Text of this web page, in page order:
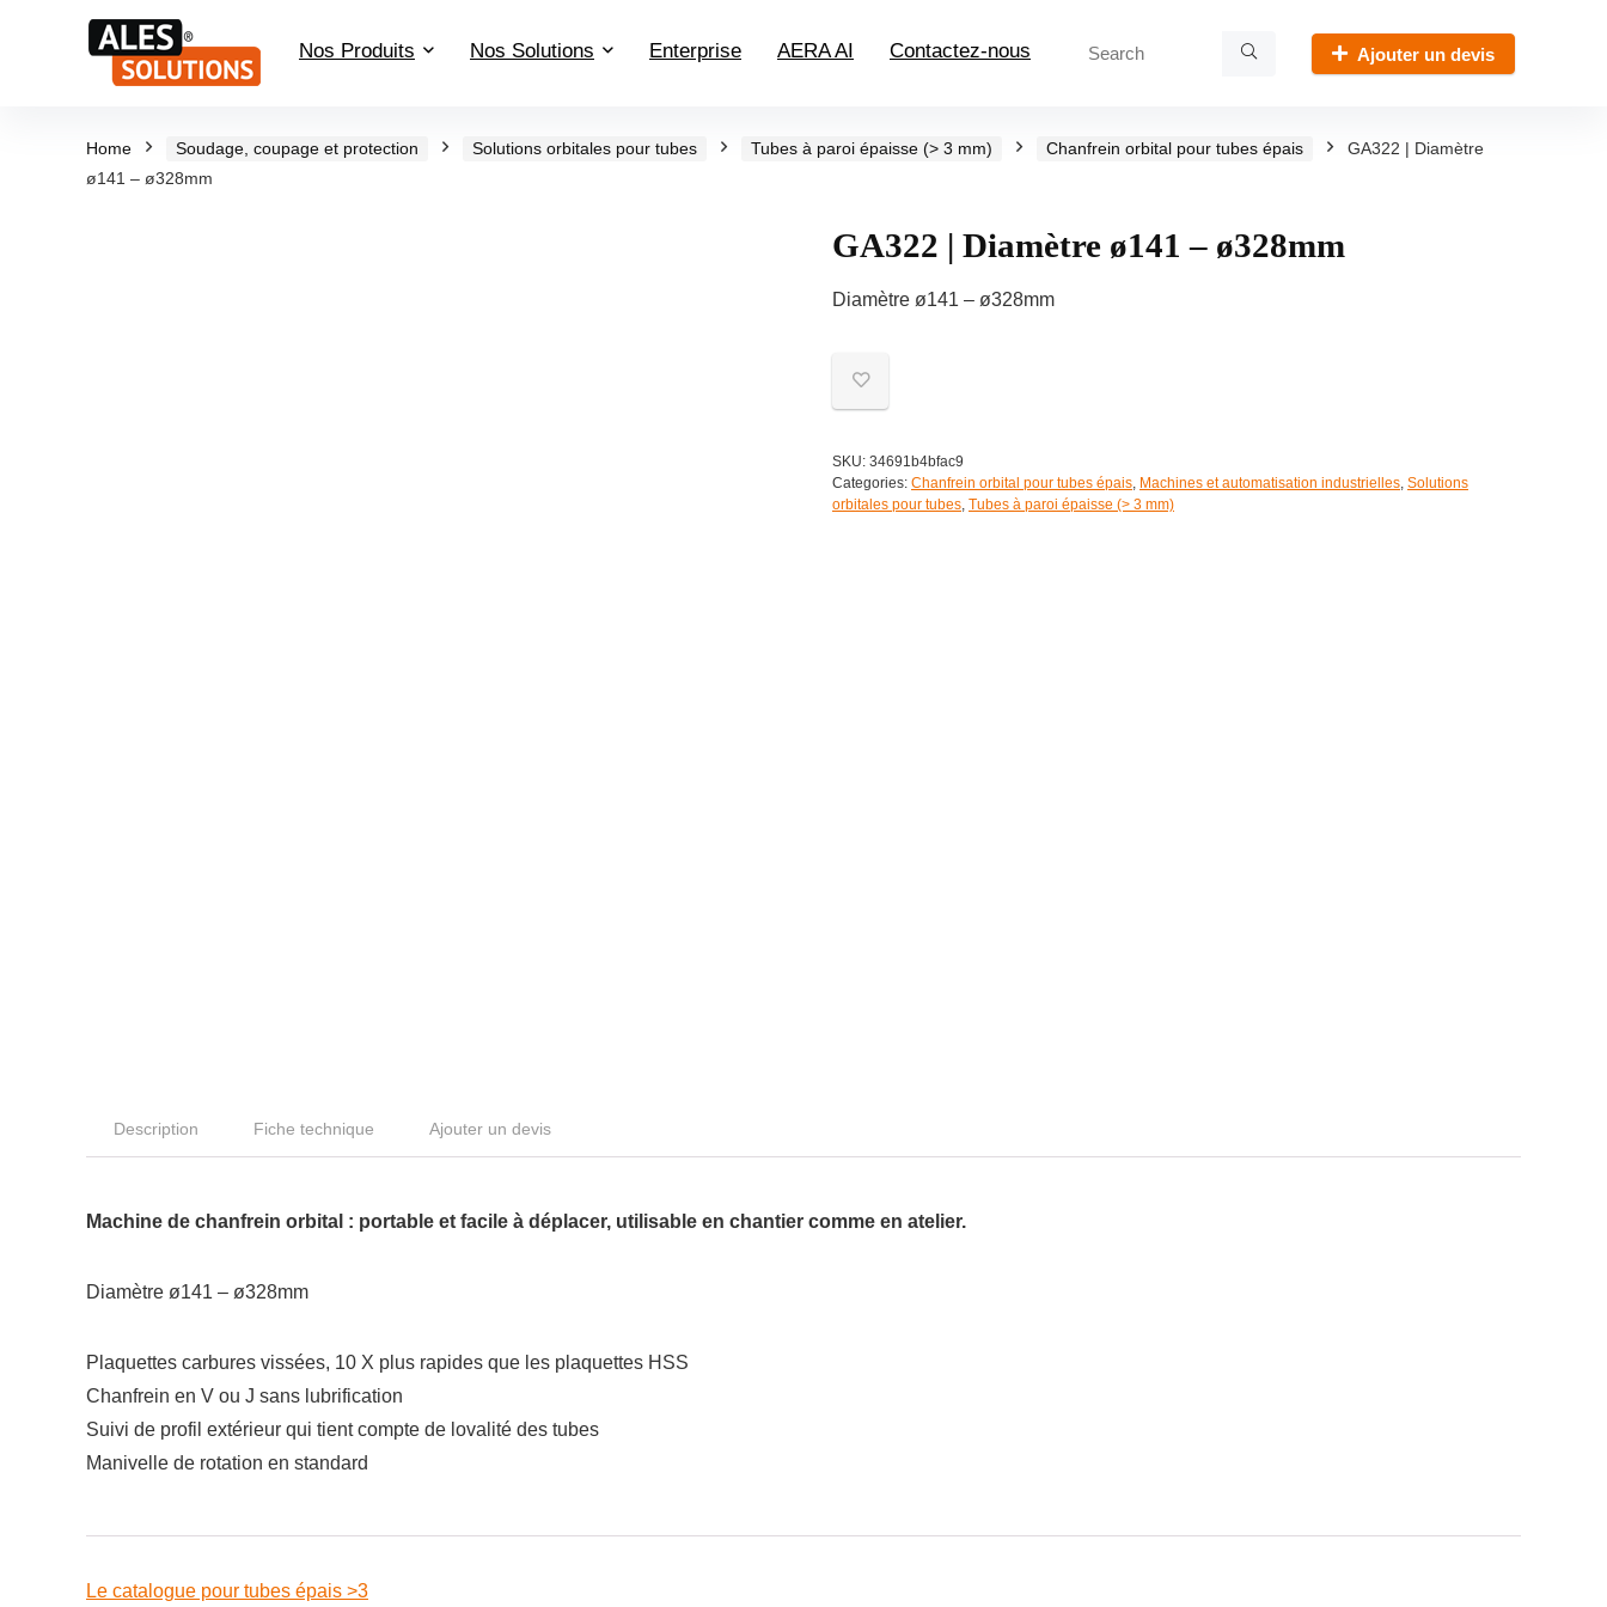
Nos Produits Nos Solutions Enterprise AERA AI Contactez-nous Ajouter un devis
Home Soudage, coupage et protection Solutions orbitales pour tubes Tubes à paroi épaisse (> 3 mm) Chanfrein orbital pour tubes épais
GA322 | Diamètre
ø141 – ø328mm
GA322 | Diamètre ø141 – ø328mm
Diamètre ø141 – ø328mm
SKU: 34691b4bfac9
Categories: Chanfrein orbital pour tubes épais, Machines et automatisation industrielles, Solutions
orbitales pour tubes, Tubes à paroi épaisse (> 3 mm)
Description Fiche technique Ajouter un devis
Machine de chanfrein orbital : portable et facile à déplacer, utilisable en chantier comme en atelier.
Diamètre ø141 – ø328mm
Plaquettes carbures vissées, 10 X plus rapides que les plaquettes HSS
Chanfrein en V ou J sans lubrification
Suivi de profil extérieur qui tient compte de lovalité des tubes
Manivelle de rotation en standard
Le catalogue pour tubes épais >3